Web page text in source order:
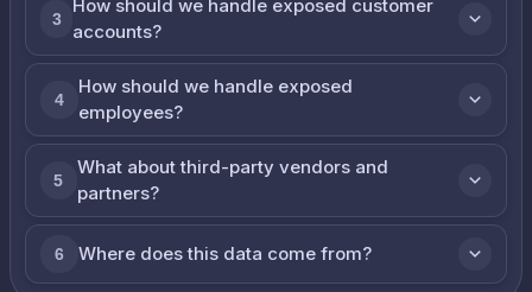
3
How should we handle exposed customer
accounts?
4
How should we handle exposed
employees?
5
What about third-party vendors and
partners?
6 Where does this data come from?